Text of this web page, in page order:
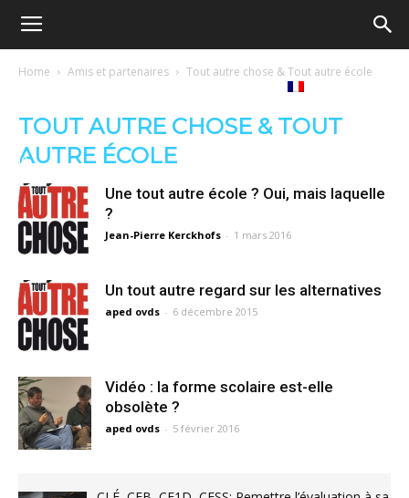
Ecole
–
Democratische
school
Home Amis et partenaires Tout autre chose & Tout autre école
TOUT AUTRE CHOSE & TOUT
AUTRE ÉCOLE
Une tout autre école ? Oui, mais laquelle
?
Jean-Pierre Kerckhofs - 1 mars 2016
Un tout autre regard sur les alternatives
aped ovds - 6 décembre 2015
Vidéo : la forme scolaire est-elle
obsolète ?
aped ovds - 5 février 2016